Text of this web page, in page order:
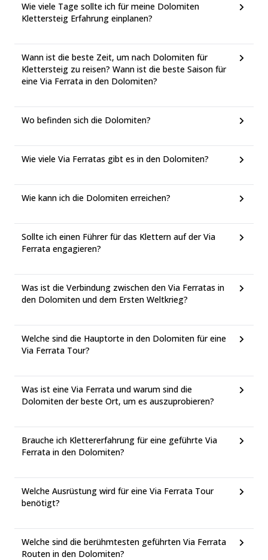
Wie viele Tage sollte ich für meine Dolomiten
Klettersteig Erfahrung einplanen?
Wann ist die beste Zeit, um nach Dolomiten für
Klettersteig zu reisen? Wann ist die beste Saison für
eine Via Ferrata in den Dolomiten?
Wo befinden sich die Dolomiten?
Wie viele Via Ferratas gibt es in den Dolomiten?
Wie kann ich die Dolomiten erreichen?
Sollte ich einen Führer für das Klettern auf der Via
Ferrata engagieren?
Was ist die Verbindung zwischen den Via Ferratas in
den Dolomiten und dem Ersten Weltkrieg?
Welche sind die Hauptorte in den Dolomiten für eine
Via Ferrata Tour?
Was ist eine Via Ferrata und warum sind die
Dolomiten der beste Ort, um es auszuprobieren?
Brauche ich Klettererfahrung für eine geführte Via
Ferrata in den Dolomiten?
Welche Ausrüstung wird für eine Via Ferrata Tour
benötigt?
Welche sind die berühmtesten geführten Via Ferrata
Routen in den Dolomiten?